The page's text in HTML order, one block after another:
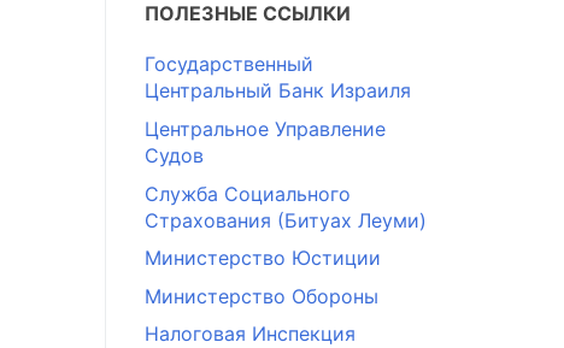
ПОЛЕЗНЫЕ ССЫЛКИ
Государственный
Центральный Банк Израиля
Центральное Управление
Судов
Служба Социального
Страхования (Битуах Леуми)
Министерство Юстиции
Министерство Обороны
Налоговая Инспекция